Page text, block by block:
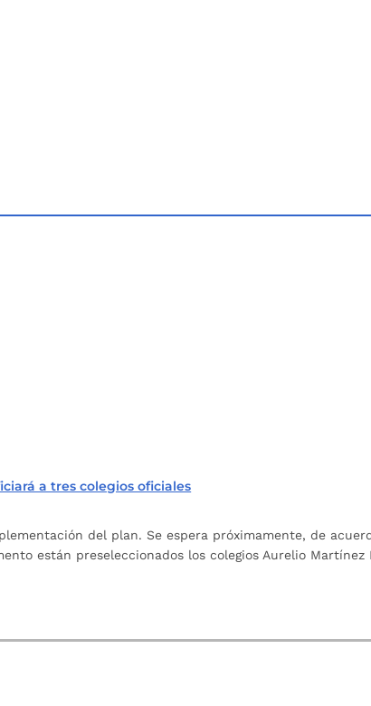
a tres colegios oficiales
del plan. Se espera próximamente, de
están preseleccionados los colegios Aurelio Martínez